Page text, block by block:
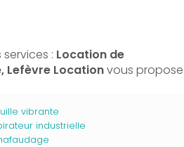
services : Location de
Lefèvre Locationvous propose
vibrante
industrielle